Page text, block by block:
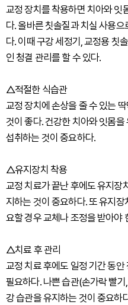
교정 장치를 착용하면 치아와 잇
다. 올바른 칫솔질과 치실 사용
다. 이때 구강 세정기, 교정용 칫
인 청결 관리를 할 수 있다.
△적절한 식습관
교정 장치에 손상을 줄 수 있는
것이 좋다. 건강한 치아와 잇몸
섭취하는 것이 중요하다.
△유지장치 착용
교정 치료가 끝난 후에도 유지장
지하는 것이 중요하다. 또 유지
요할 경우 교체나 조정을 받아야
△치료 후 관리
교정 치료 후에도 일정 기간 동안
필요하다. 나쁜 습관(손가락 빨
강 습관을 유지하는 것이 중요하